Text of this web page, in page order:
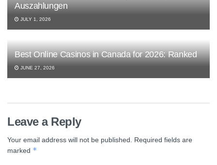
Auszahlungen
JULY 1, 2026
Best Online Casinos in Canada for 2026: Ranked
JUNE 27, 2026
Leave a Reply
Your email address will not be published.
Required fields are
marked *